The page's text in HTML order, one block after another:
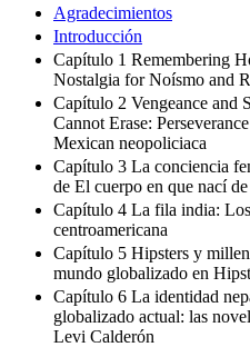
Agradecimientos
Introducción
Capítulo 1 Remembering
Nostalgia for Noísmo and
Capítulo 2 Vengeance and
Cannot Erase:
Mexican neopoliciaca
Capítulo 3 La conciencia
de El cuerpo en que nací
Capítulo 4 La fila india:
centroamericana
Capítulo 5 Hipsters y
mundo globalizado en
Capítulo 6 La identidad
globalizado actual: las
Levi Calderón